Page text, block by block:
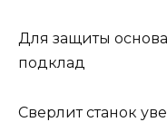
Для защиты
подклад
Сверлит станок